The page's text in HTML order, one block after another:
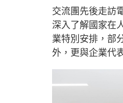
交流團先後走訪
深入了解國家在
業特別安排，部
外，更與企業代